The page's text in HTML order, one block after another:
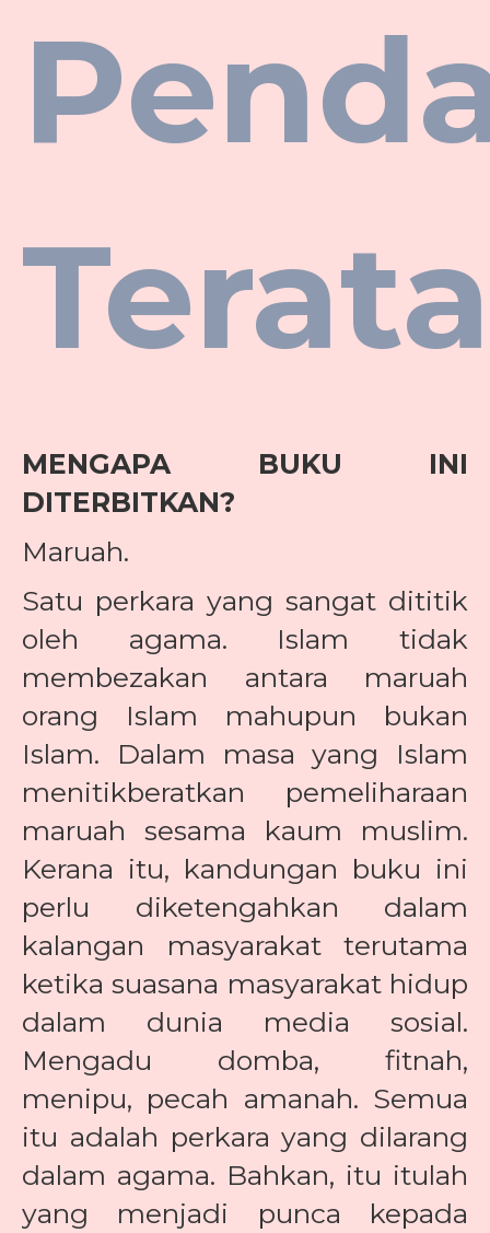
MENGAPA BUKU INI
DITERBITKAN?
Maruah.
Satu perkara yang sangat dititik
oleh agama. Islam tidak
membezakan antara maruah
orang Islam mahupun bukan
Islam. Dalam masa yang Islam
menitikberatkan pemeliharaan
maruah sesama kaum muslim.
Kerana itu, kandungan buku ini
perlu diketengahkan dalam
kalangan masyarakat terutama
ketika suasana masyarakat hidup
dalam dunia media sosial.
Mengadu domba, fitnah,
menipu, pecah amanah. Semua
itu adalah perkara yang dilarang
dalam agama. Bahkan, itu itulah
yang menjadi punca kepada